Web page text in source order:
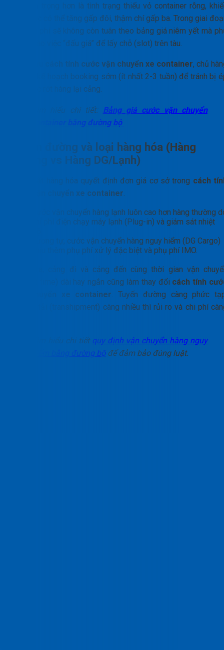
Nghiêm trọng hơn là tình trạng thiếu vỏ container rỗng,
giá cước có thể tăng gấp đôi, thậm chí gấp ba. Trong giai
này, chi phí sẽ không còn tuân theo bảng giá niêm yết mà
thuộc vào việc “đấu giá” để lấy chỗ (slot) trên tàu.
cách tính cước vận chuyển xe container, chủ
cần có kế hoạch booking sớm (ít nhất 2-3 tuần) để tránh bị
giá hoặc rớt hàng lại cảng.
Tìm hiểu chi tiết: Bảng giá cước vận chuyển
container bằng đường bộ
Tuyến đường và loại hàng hóa (Hàng
thường vs Hàng DG/Lạnh)
Tính chất hàng hóa quyết định đơn giá cơ sở trong cách
cước vận chuyển xe container.
Cước vận chuyển hàng lạnh luôn cao hơn hàng thường
chi phí điện chạy máy lạnh (Plug-in) và giám sát nhiệt
Tương tự, cước vận chuyển hàng nguy hiểm (DG Cargo)
chịu thêm phụ phí xử lý đặc biệt và phụ phí IMO.
Ngoài ra, cảng đi và cảng đến cùng thời gian vận
(Transit time) dài hay ngắn cũng làm thay đổi cách tính
vận chuyển xe container. Tuyến đường càng phức
chuyển tải (transhipment) càng nhiều thì rủi ro và chi phí
Tìm hiểu chi tiết quy định vận chuyển hàng nguy
hiểm bằng đường bộđể đảm bảo đúng luật.